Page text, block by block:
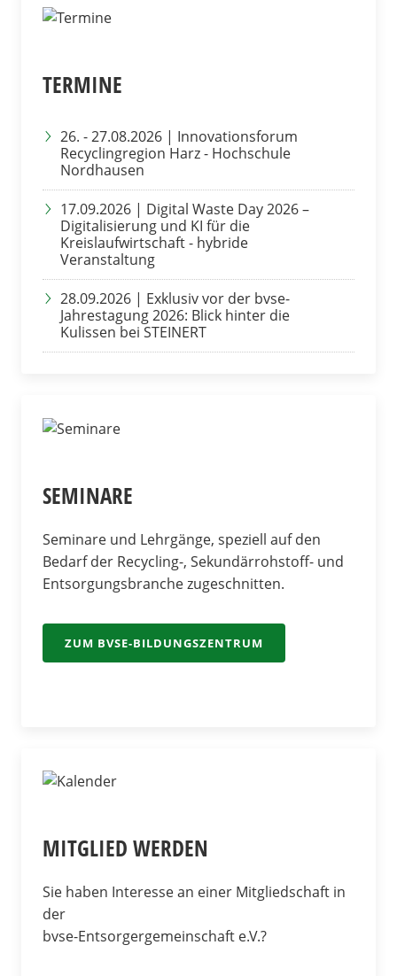
TERMINE
26. - 27.08.2026 | Innovationsforum
Recyclingregion Harz - Hochschule
Nordhausen
17.09.2026 | Digital Waste Day 2026 –
Digitalisierung und KI für die
Kreislaufwirtschaft - hybride
Veranstaltung
28.09.2026 | Exklusiv vor der bvse-
Jahrestagung 2026: Blick hinter die
Kulissen bei STEINERT
SEMINARE
Seminare und Lehrgänge, speziell auf den
Bedarf der Recycling-, Sekundärrohstoff- und
Entsorgungsbranche zugeschnitten.
ZUM BVSE-BILDUNGSZENTRUM
MITGLIED WERDEN
Sie haben Interesse an einer Mitgliedschaft in
der
bvse-Entsorgergemeinschaft e.V.?